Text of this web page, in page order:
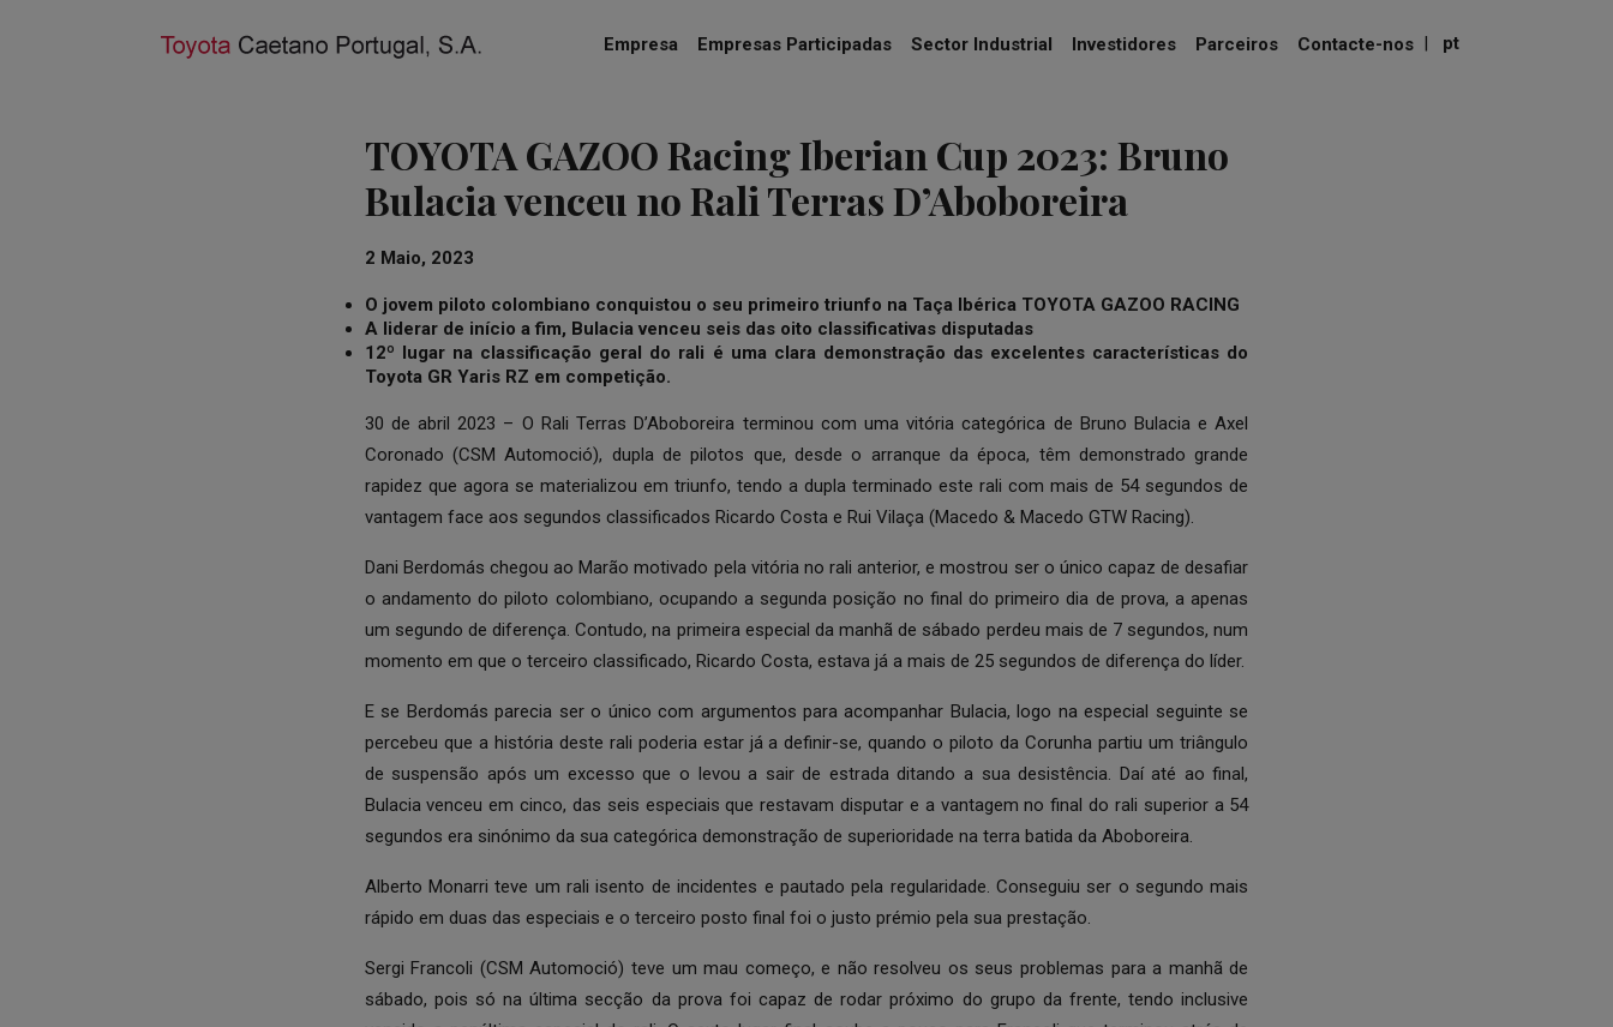
Empresa Empresas Participadas Sector Industrial Investidores Parceiros Contacte-nos | pt
TOYOTA GAZOO Racing Iberian Cup 2023: Bruno
Bulacia venceu no Rali Terras D’Aboboreira
2 Maio, 2023
O jovem piloto colombiano conquistou o seu primeiro triunfo na Taça Ibérica TOYOTA GAZOO RACING
A liderar de início a fim, Bulacia venceu seis das oito classificativas disputadas
12º lugar na classificação geral do rali é uma clara demonstração das excelentes características do
Toyota GR Yaris RZ em competição.
30 de abril 2023 – O Rali Terras D’Aboboreira terminou com uma vitória categórica de Bruno Bulacia e Axel
Coronado (CSM Automoció), dupla de pilotos que, desde o arranque da época, têm demonstrado grande
rapidez que agora se materializou em triunfo, tendo a dupla terminado este rali com mais de 54 segundos de
vantagem face aos segundos classificados Ricardo Costa e Rui Vilaça (Macedo & Macedo GTW Racing).
Dani Berdomás chegou ao Marão motivado pela vitória no rali anterior, e mostrou ser o único capaz de desafiar
o andamento do piloto colombiano, ocupando a segunda posição no final do primeiro dia de prova, a apenas
um segundo de diferença. Contudo, na primeira especial da manhã de sábado perdeu mais de 7 segundos, num
momento em que o terceiro classificado, Ricardo Costa, estava já a mais de 25 segundos de diferença do líder.
E se Berdomás parecia ser o único com argumentos para acompanhar Bulacia, logo na especial seguinte se
percebeu que a história deste rali poderia estar já a definir-se, quando o piloto da Corunha partiu um triângulo
de suspensão após um excesso que o levou a sair de estrada ditando a sua desistência. Daí até ao final,
Bulacia venceu em cinco, das seis especiais que restavam disputar e a vantagem no final do rali superior a 54
segundos era sinónimo da sua categórica demonstração de superioridade na terra batida da Aboboreira.
Alberto Monarri teve um rali isento de incidentes e pautado pela regularidade. Conseguiu ser o segundo mais
rápido em duas das especiais e o terceiro posto final foi o justo prémio pela sua prestação.
Sergi Francoli (CSM Automoció) teve um mau começo, e não resolveu os seus problemas para a manhã de
sábado, pois só na última secção da prova foi capaz de rodar próximo do grupo da frente, tendo inclusive